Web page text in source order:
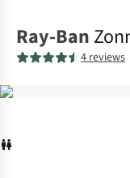
Ray-Ban
4 reviews